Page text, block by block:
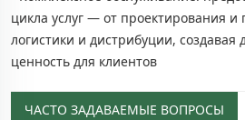
цикла услуг — от проектирования и
логистики и дистрибуции, создавая
ценность для клиентов
ЧАСТО ЗАДАВАЕМЫЕ ВОПРОСЫ